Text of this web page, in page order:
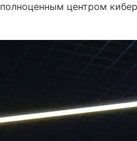
полноценным центром